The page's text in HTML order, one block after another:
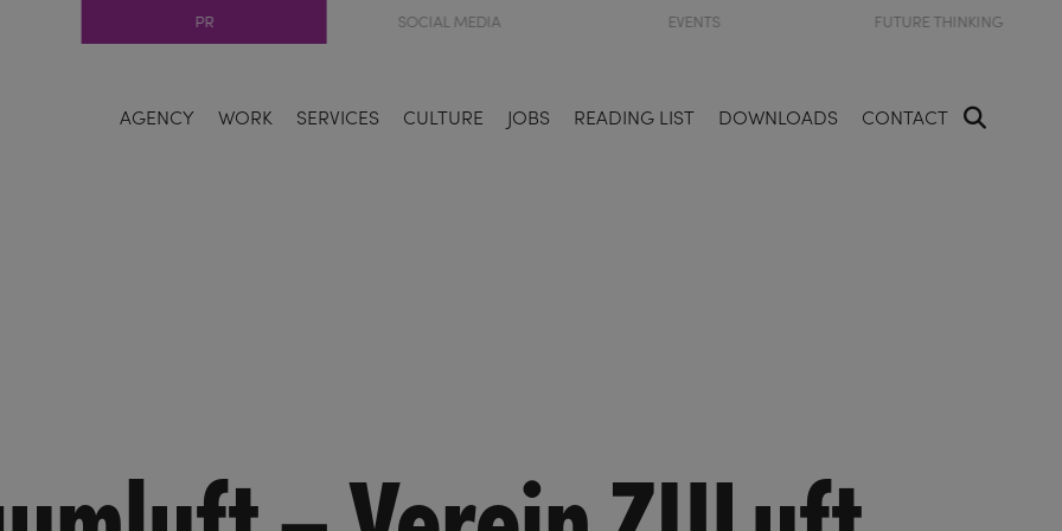
PR SOCIAL MEDIA EVENTS FUTURE THINKING
AGENCY WORK SERVICES CULTURE JOBS READING LIST DOWNLOADS CONTACT